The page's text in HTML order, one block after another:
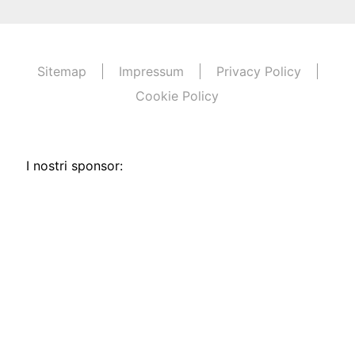
Sitemap Impressum
Privacy Policy
Cookie Policy
I nostri sponsor: